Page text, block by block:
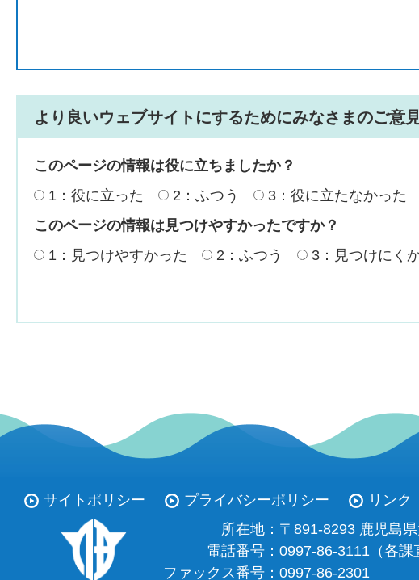
より良いウェブサイトにするためにみなさまのご意
このページの情報は役に立ちましたか？
1：役に立った
2：ふつう
3：役に立たなかった
このページの情報は見つけやすかったですか？
1：見つけやすかった
2：ふつう 3：見つけにく
サイトポリシー プライバシーポリシー リンク
所在地： 〒891-8293 鹿児島
電話番号： 0997-86-3111（各課
ファックス番号： 0997-86-2301